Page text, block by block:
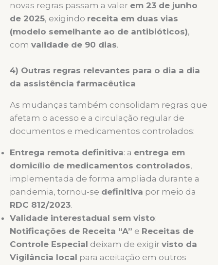
novas regras passam a valer em 23 de junho
de 2025, exigindo receita em duas vias
(modelo semelhante ao de antibióticos),
com validade de 90 dias.
4) Outras regras relevantes para o dia a dia
da assistência farmacêutica
As mudanças também consolidam regras que
afetam o acesso e a circulação regular de
documentos e medicamentos controlados:
Entrega remota definitiva: a entrega em
domicílio de medicamentos controlados,
implementada de forma ampliada durante a
pandemia, tornou-se definitiva por meio da
RDC 812/2023.
Validade interestadual sem visto:
Notificações de Receita “A” e Receitas de
Controle Especial deixam de exigir visto da
Vigilância local para aceitação em outros